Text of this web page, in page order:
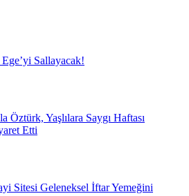
Sallayacak!
Öztürk, Yaşlılara Saygı Haftası
Etti
Sitesi Geleneksel İftar Yemeğini